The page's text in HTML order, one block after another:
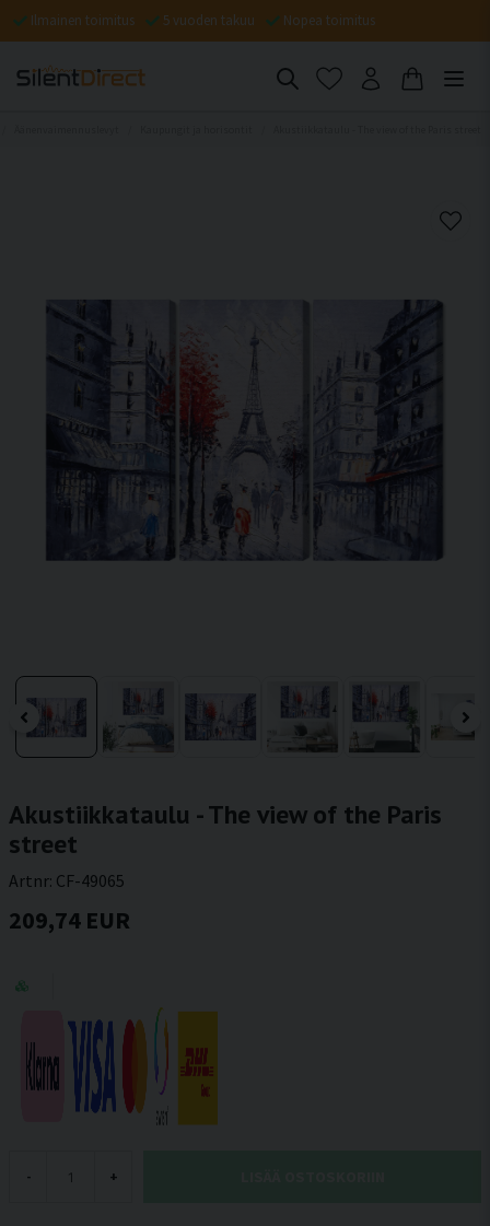
Ilmainen toimitus 5 vuoden takuu Nopea toimitus
Akustiikkataulu - The view of the Paris
street
Artnr: CF-49065
209,74 EUR
- +